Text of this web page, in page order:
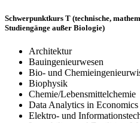
Schwerpunktkurs T (technische,
Studiengänge außer Biologie)
Architektur
Bauingenieurwesen
Bio- und
Biophysik
Chemie/Lebensmittelchemie
Data Analytics in Economics
Elektro- und